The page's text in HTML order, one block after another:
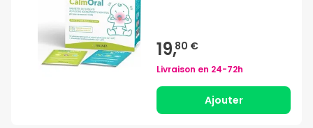
19,80 €
Livraison en 24-72h
Ajouter